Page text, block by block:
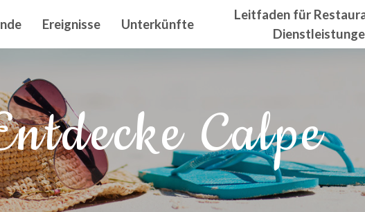
principal
Ereignisse Unterkünfte
Leitfaden für
Calpe